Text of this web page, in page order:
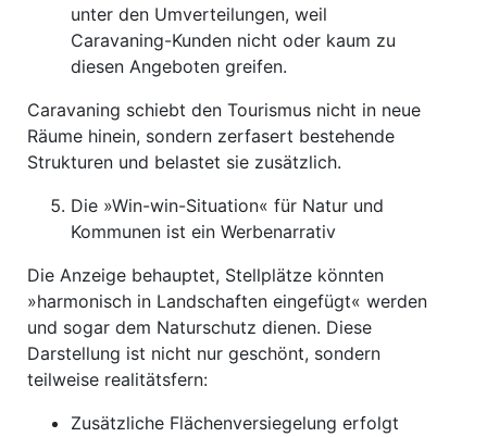
unter den Umverteilungen, weil
Caravaning-Kunden nicht oder kaum zu
diesen Angeboten greifen.
Caravaning schiebt den Tourismus nicht in neue
Räume hinein, sondern zerfasert bestehende
Strukturen und belastet sie zusätzlich.
Die »Win-win-Situation« für Natur und
Kommunen ist ein Werbenarrativ
Die Anzeige behauptet, Stellplätze könnten
»harmonisch in Landschaften eingefügt« werden
und sogar dem Naturschutz dienen. Diese
Darstellung ist nicht nur geschönt, sondern
teilweise realitätsfern:
Zusätzliche Flächenversiegelung erfolgt